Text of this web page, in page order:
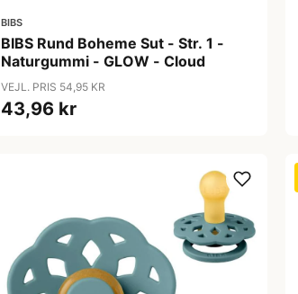
BIBS
BIBS Rund Boheme Sut - Str. 1 -
Naturgummi - GLOW - Cloud
VEJL. PRIS 54,95 KR
43,96 kr